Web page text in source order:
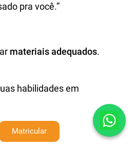
pra você.”
materiais adequados.
habilidades em
interativos.
Matricular